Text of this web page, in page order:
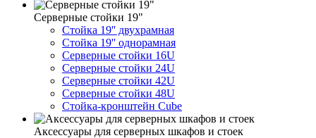
Серверные стойки 19"
Стойка 19'' двухрамная
Стойка 19'' однорамная
Серверные стойки 16U
Серверные стойки 24U
Серверные стойки 42U
Серверные стойки 48U
Стойка-кронштейн Cube
Аксессуары для серверных шкафов и стоек